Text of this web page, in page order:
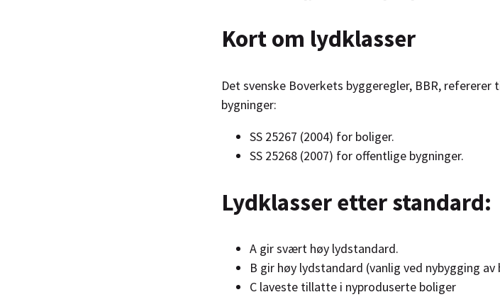
Kort om lydklasser
Det svenske Boverkets byggeregler, BBR,
bygninger:
SS 25267 (2004) for boliger.
SS 25268 (2007) for offentlige bygninger.
Lydklasser etter standard:
A gir svært høy lydstandard.
B gir høy lydstandard (vanlig ved nybygging av
C laveste tillatte i nyproduserte boliger